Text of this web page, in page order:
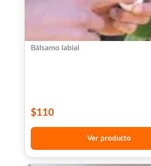
Bálsamo labial
$110
Ver producto